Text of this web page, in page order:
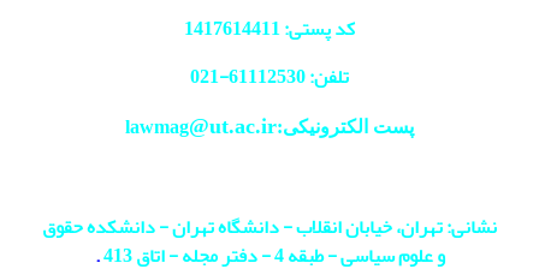
کد پستی: 1417614411
تلفن: 61112530-
021
پست الکترونیکی:lawmag@ut.ac.ir
نشانی: تهران، خیابان انقلاب - دانشگاه تهران - دانشکده حقوق
و علوم سیاسی - طبقه 4 - دفتر مجله - اتاق 413
.